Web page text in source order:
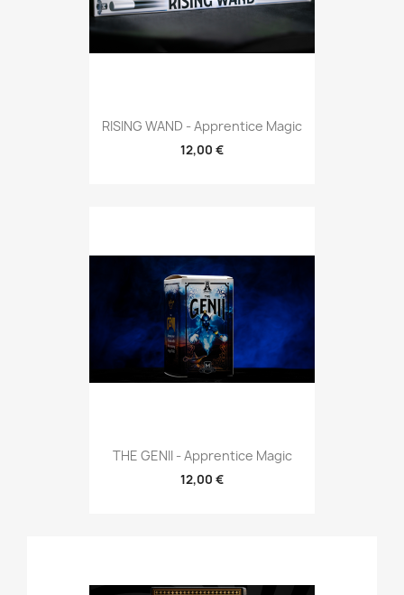
RISING WAND - Apprentice Magic
12,00 €
THE GENII - Apprentice Magic
12,00 €